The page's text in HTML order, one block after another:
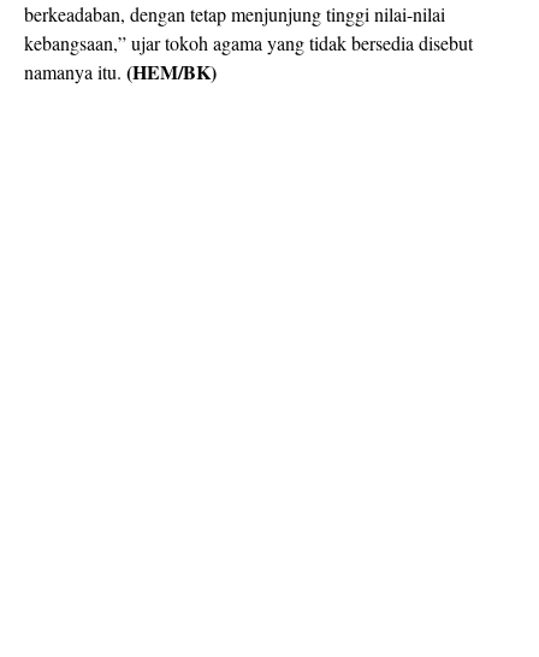
berkeadaban, dengan tetap menjunjung tinggi nilai-nilai
kebangsaan,” ujar tokoh agama yang tidak bersedia disebut
namanya itu. (HEM/BK)